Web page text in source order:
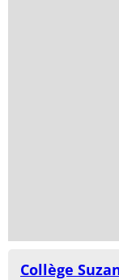
Collège